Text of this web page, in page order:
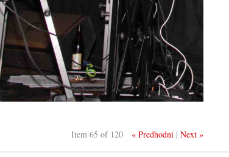
Item 65 of 120 « Predhodni |Next »